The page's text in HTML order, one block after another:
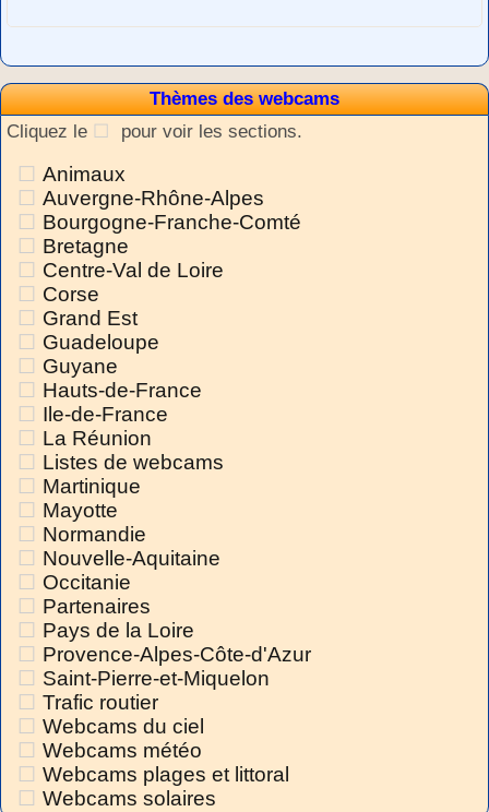
Thèmes des webcams
Cliquez le
pour voir les sections.
Animaux
Auvergne-Rhône-Alpes
Bourgogne-Franche-Comté
Bretagne
Centre-Val de Loire
Corse
Grand Est
Guadeloupe
Guyane
Hauts-de-France
Ile-de-France
La Réunion
Listes de webcams
Martinique
Mayotte
Normandie
Nouvelle-Aquitaine
Occitanie
Partenaires
Pays de la Loire
Provence-Alpes-Côte-d'Azur
Saint-Pierre-et-Miquelon
Trafic routier
Webcams du ciel
Webcams météo
Webcams plages et littoral
Webcams solaires